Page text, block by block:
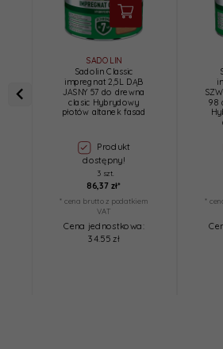
SADOLIN
Sadolin Classic
impregnat 2,5L DĄB
JASNY 57 do drewna
clasic Hybrydowy
płotów altanek fasad
Produkt
dostępny!
3 szt.
86,37 zł*
* cena brutto z podatkiem
VAT
Cena jednostkowa:
34.55 zł
98
*